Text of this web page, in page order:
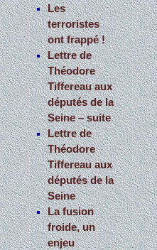
Les
terroristes
ont frappé !
Lettre de
Théodore
Tiffereau aux
députés de la
Seine – suite
Lettre de
Théodore
Tiffereau aux
députés de la
Seine
La fusion
froide, un
enjeu